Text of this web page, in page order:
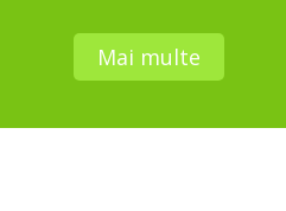
Mai multe